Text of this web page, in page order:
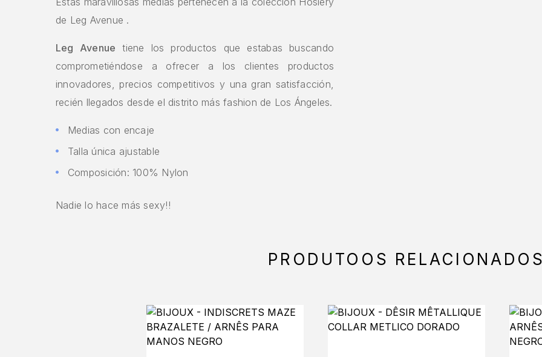
de Leg Avenue .
Leg Avenue tiene los productos que estabas buscando
comprometiéndose a ofrecer a los clientes productos
innovadores, precios competitivos y una gran satisfacción,
recién llegados desde el distrito más fashion de Los Ángeles.
Medias con encaje
Talla única ajustable
Composición: 100% Nylon
Nadie lo hace más sexy!!
PRODUTOOS